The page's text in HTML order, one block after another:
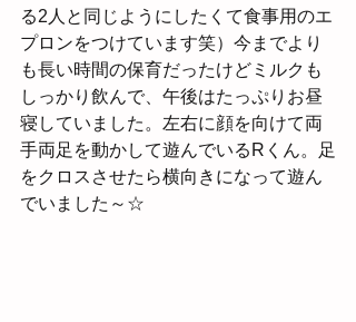
る2人と同じようにしたくて食事用のエ
プロンをつけています笑）今までより
も長い時間の保育だったけどミルクも
しっかり飲んで、午後はたっぷりお昼
寝していました。左右に顔を向けて両
手両足を動かして遊んでいるRくん。足
をクロスさせたら横向きになって遊ん
でいました～☆